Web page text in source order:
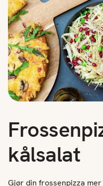
kålsalat
Gjør din frossenpizza